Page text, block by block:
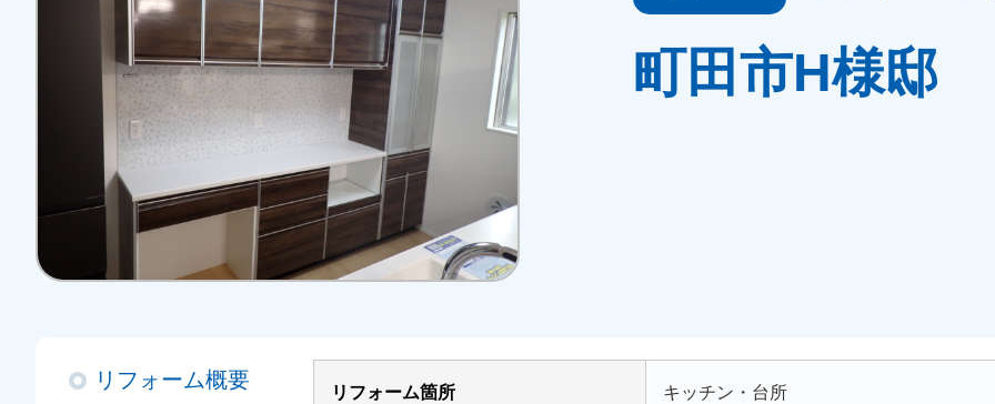
町田市H様邸
リフォーム概要
リフォーム箇所 キッチン・台所